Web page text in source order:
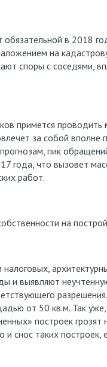
в 2018
на
споры с соседями,
проводить
за собой вполне
пик
года, что вызовет
работ.
на
и выявляют
от 50 кв.м. Так
построек грозят
и снос таких построек,